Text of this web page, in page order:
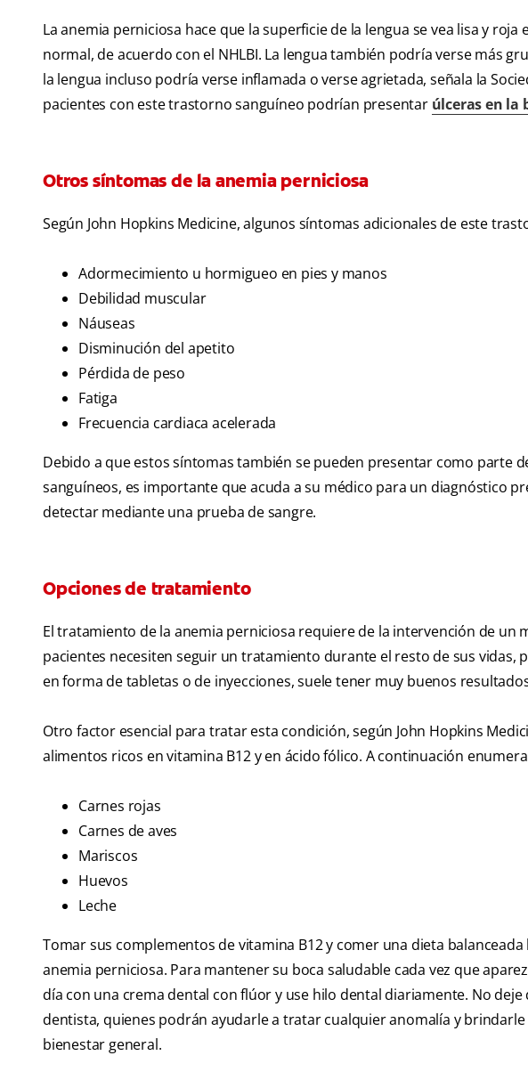
La anemia perniciosa hace que la superficie de la lengua se vea lisa y
normal, de acuerdo con el NHLBI. La lengua también podría verse más
la lengua incluso podría verse inflamada o verse agrietada, señala la
pacientes con este trastorno sanguíneo podrían presentar úlceras en la
Otros síntomas de la anemia perniciosa
Según John Hopkins Medicine, algunos síntomas adicionales de este
Adormecimiento u hormigueo en pies y manos
Debilidad muscular
Náuseas
Disminución del apetito
Pérdida de peso
Fatiga
Frecuencia cardiaca acelerada
Debido a que estos síntomas también se pueden presentar como parte
sanguíneos, es importante que acuda a su médico para un diagnóstico
detectar mediante una prueba de sangre.
Opciones de tratamiento
El tratamiento de la anemia perniciosa requiere de la intervención de un
pacientes necesiten seguir un tratamiento durante el resto de sus vidas,
en forma de tabletas o de inyecciones, suele tener muy buenos
Otro factor esencial para tratar esta condición, según John Hopkins
alimentos ricos en vitamina B12 y en ácido fólico. A continuación
Carnes rojas
Carnes de aves
Mariscos
Huevos
Leche
Tomar sus complementos de vitamina B12 y comer una dieta
anemia perniciosa. Para mantener su boca saludable cada vez que
día con una crema dental con flúor y use hilo dental diariamente. No
dentista, quienes podrán ayudarle a tratar cualquier anomalía y
bienestar general.